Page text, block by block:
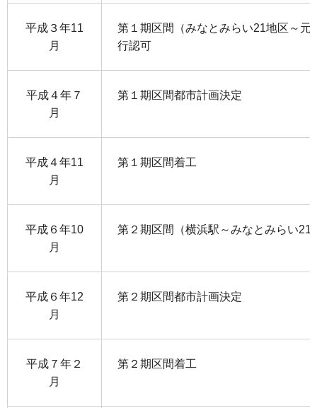
平成３年11
月
第１期区間（みなとみらい21地区～元
行認可
平成４年７
月
第１期区間都市計画決定
平成４年11
月
第１期区間着工
平成６年10
月
第２期区間（横浜駅～みなとみらい21
平成６年12
月
第２期区間都市計画決定
平成７年２
月
第２期区間着工